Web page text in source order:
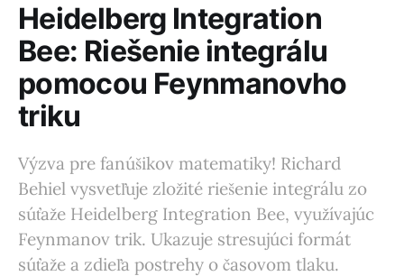
Heidelberg Integration
Bee: Riešenie integrálu
pomocou Feynmanovho
triku
Výzva pre fanúšikov matematiky! Richard
Behiel vysvetľuje zložité riešenie integrálu zo
súťaže Heidelberg Integration Bee, využívajúc
Feynmanov trik. Ukazuje stresujúci formát
súťaže a zdieľa postrehy o časovom tlaku.